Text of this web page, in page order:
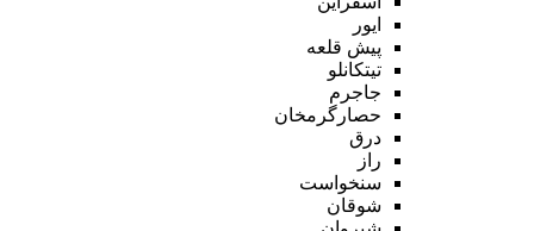
ایور
پیش قلعه
تیتکانلو
جاجرم
حصارگرمخان
درق
راز
سنخواست
شوقان